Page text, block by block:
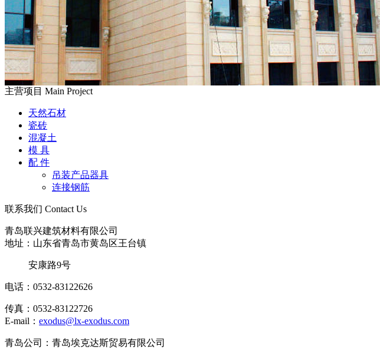
主营项目 Main Project
天然石材
瓷砖
混凝土
模 具
配 件
吊装产品器具
连接钢筋
联系我们 Contact Us
青岛联兴建筑材料有限公司
地址：山东省青岛市黄岛区王台镇
安康路9号
电话：0532-83122626
传真：0532-83122726
E-mail： exodus@lx-exodus.com
青岛公司：青岛埃克达斯贸易有限公司